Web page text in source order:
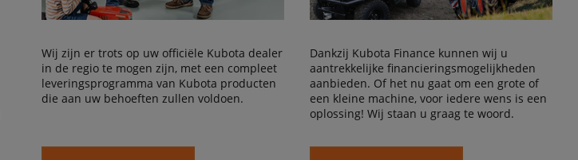
Wij zijn er trots op uw officiële Kubota dealer
in de regio te mogen zijn, met een compleet
leveringsprogramma van Kubota producten
die aan uw behoeften zullen voldoen.
Dankzij Kubota Finance kunnen wij u
aantrekkelijke financieringsmogelijkheden
aanbieden. Of het nu gaat om een grote of
een kleine machine, voor iedere wens is een
oplossing! Wij staan u graag te woord.